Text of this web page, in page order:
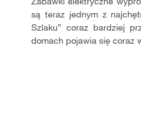
są teraz jednym z najchę
Szlaku” coraz bardziej
domach pojawia się coraz